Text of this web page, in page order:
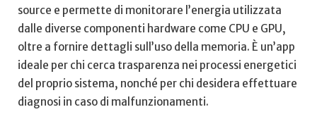
‌source ​e permette di monitorare l’energia ⁤utilizzata‍
dalle ⁤diverse ‍componenti hardware come⁣ CPU e GPU,⁢
oltre a fornire⁢ dettagli ⁣sull’uso⁢ della memoria. È un’app
ideale per ‌chi ⁣cerca ⁣trasparenza nei‌ processi energetici
del proprio sistema, nonché per chi⁢ desidera effettuare
diagnosi in caso ​di malfunzionamenti.